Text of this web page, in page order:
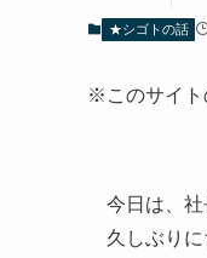
★シゴトの話
※このサイト
今日は、社
久しぶり